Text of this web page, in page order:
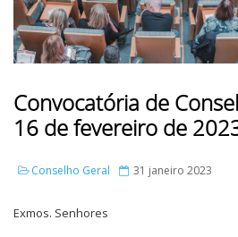
Convocatória de
16 de fevereiro de
Conselho Geral 31 janeiro 2023
Exmos. Senhores